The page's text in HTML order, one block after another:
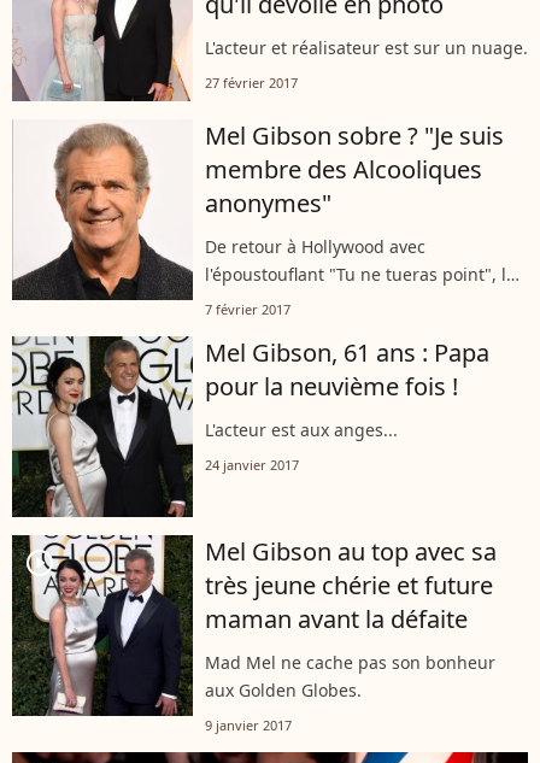
L'acteur et réalisateur est sur un nuage.
27 février 2017
Mel Gibson sobre ? "Je suis
membre des Alcooliques
anonymes"
De retour à Hollywood avec
l'époustouflant "Tu ne tueras point", le
réalisateur nommé à l'Oscar se confie.
7 février 2017
Mel Gibson, 61 ans : Papa
pour la neuvième fois !
L'acteur est aux anges...
24 janvier 2017
player2
Mel Gibson au top avec sa
très jeune chérie et future
maman avant la défaite
Mad Mel ne cache pas son bonheur
aux Golden Globes.
9 janvier 2017